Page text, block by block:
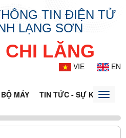
TIN ĐIỆN TỬ
LẠNG SƠN
CHI LĂNG
VIE EN
MÁY TIN TỨC - SỰ KIỆNToggle